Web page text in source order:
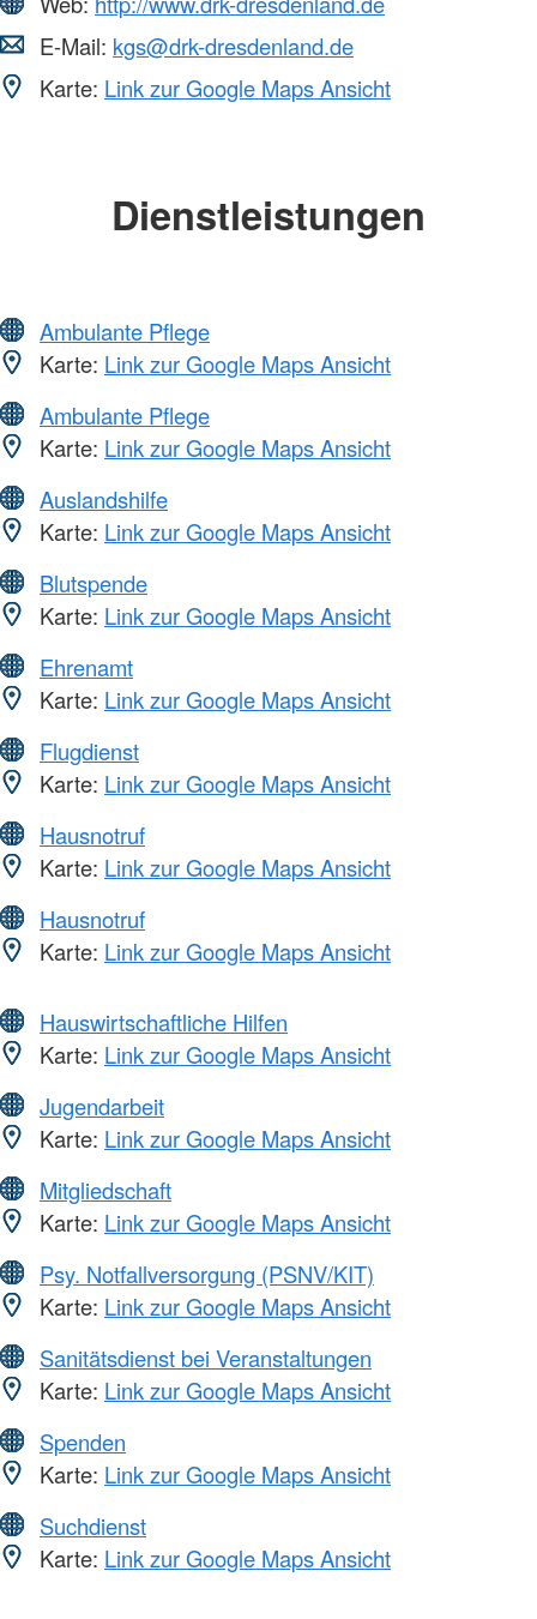
E-Mail: kgs@drk-dresdenland.de
Karte: Link zur Google Maps Ansicht
Dienstleistungen
Ambulante Pflege
Karte: Link zur Google Maps Ansicht
Ambulante Pflege
Karte: Link zur Google Maps Ansicht
Auslandshilfe
Karte: Link zur Google Maps Ansicht
Blutspende
Karte: Link zur Google Maps Ansicht
Ehrenamt
Karte: Link zur Google Maps Ansicht
Flugdienst
Karte: Link zur Google Maps Ansicht
Hausnotruf
Karte: Link zur Google Maps Ansicht
Hausnotruf
Karte: Link zur Google Maps Ansicht
Hauswirtschaftliche Hilfen
Karte: Link zur Google Maps Ansicht
Jugendarbeit
Karte: Link zur Google Maps Ansicht
Mitgliedschaft
Karte: Link zur Google Maps Ansicht
Psy. Notfallversorgung (PSNV/KIT)
Karte: Link zur Google Maps Ansicht
Sanitätsdienst bei Veranstaltungen
Karte: Link zur Google Maps Ansicht
Spenden
Karte: Link zur Google Maps Ansicht
Suchdienst
Karte: Link zur Google Maps Ansicht